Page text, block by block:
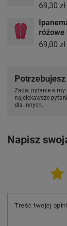
69,30 zł
różowe
69,00 zł
Zadaj pytanie a my
najciekawsze
dla innych.
Napisz
Treść twojej